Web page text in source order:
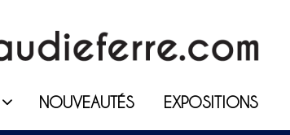
NOUVEAUTÉS EXPOSITIONS